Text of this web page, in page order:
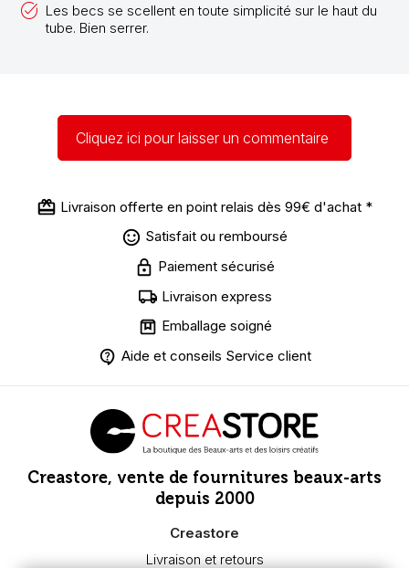
Les becs se scellent en toute simplicité sur le haut du
tube. Bien serrer.
Cliquez ici pour laisser un commentaire
Livraison offerte en point relais dès 99€ d'achat *
Satisfait ou remboursé
Paiement sécurisé
Livraison express
Emballage soigné
Aide et conseils Service client
Creastore, vente de fournitures beaux-arts
depuis 2000
Creastore
Livraison et retours